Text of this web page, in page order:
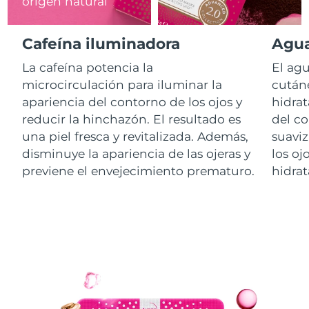
Cafeína iluminadora
La cafeína potencia la
microcirculación para iluminar la
apariencia del contorno de los ojos y
reducir la hinchazón. El resultado es
una piel fresca y revitalizada. Además,
disminuye la apariencia de las ojeras y
previene el envejecimiento prematuro.
El
del
los
(China)
Entrega prevista 8/13/26
Malasia Entrega prevista
Malta Entrega prevista
México Entrega prevista 8/15/26
Mónaco Entrega prevista8/12/26
Entrega prevista8/14/26